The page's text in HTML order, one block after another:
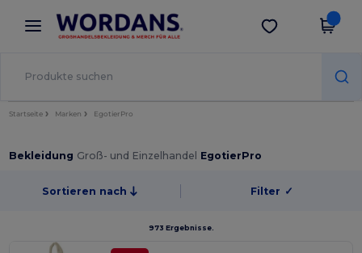
× Wordans App
Bessere Preise in der App!
App holen
Startseite Marken EgotierPro
Bekleidung Groß- und Einzelhandel EgotierPro
Sortieren nach Filter ✓
973 Ergebnisse.